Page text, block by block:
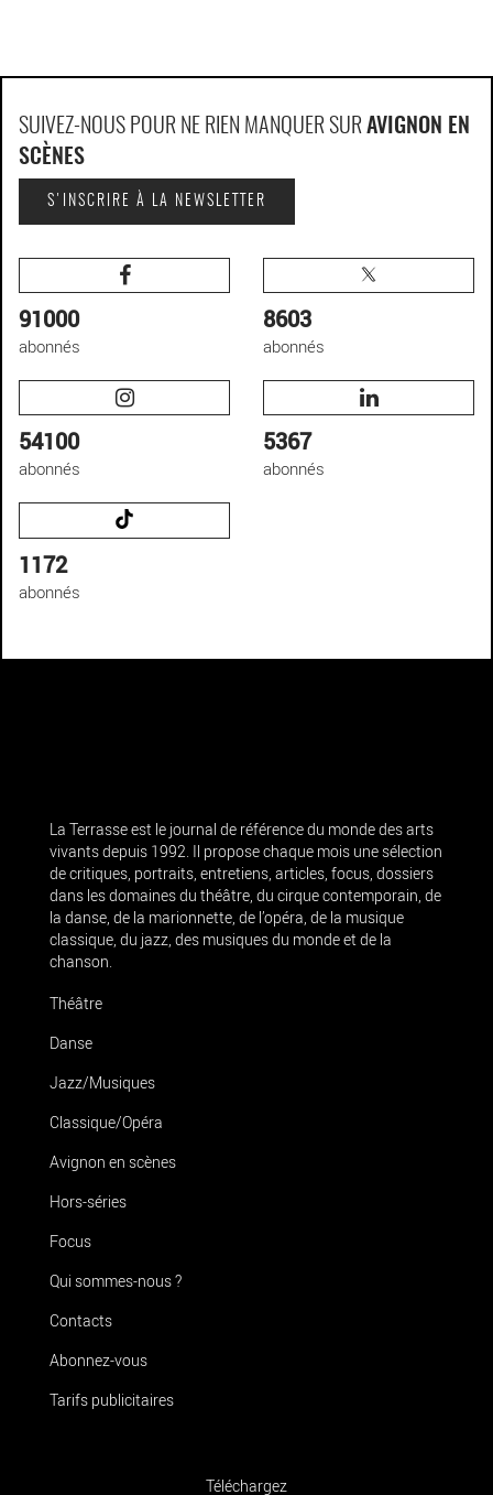
SUIVEZ-NOUS POUR NE RIEN MANQUER SUR AVIGNON EN
SCÈNES
S'INSCRIRE À LA NEWSLETTER
91000
abonnés
8603
abonnés
54100
abonnés
5367
abonnés
1172
abonnés
La Terrasse est le journal de référence du monde des arts
vivants depuis 1992. Il propose chaque mois une sélection
de critiques, portraits, entretiens, articles, focus, dossiers
dans les domaines du théâtre, du cirque contemporain, de
la danse, de la marionnette, de l’opéra, de la musique
classique, du jazz, des musiques du monde et de la
chanson.
Théâtre
Danse
Jazz/Musiques
Classique/Opéra
Avignon en scènes
Hors-séries
Focus
Qui sommes-nous ?
Contacts
Abonnez-vous
Tarifs publicitaires
Téléchargez